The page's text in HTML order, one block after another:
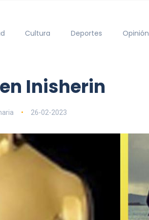
Cultura Deportes Opinión
Inisherin
26-02-2023